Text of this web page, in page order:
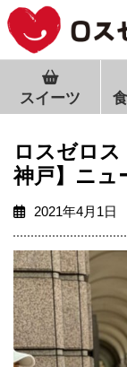
スイーツ
ロスゼロ
神戸】ニ
2021年4月1日